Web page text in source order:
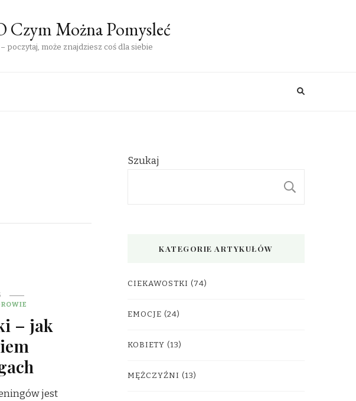
Czym Można Pomysleć
poczytaj, może znajdziesz coś dla siebie
– jak
jest
Szukaj
KATEGORIE ARTYKUŁÓW
CIEKAWOSTKI (74)
EMOCJE (24)
KOBIETY (13)
MĘŻCZYŹNI (13)